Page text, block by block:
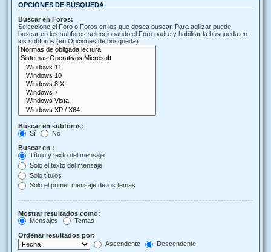
OPCIONES DE BÚSQUEDA
Buscar en Foros:
Seleccione el Foro o Foros en los que desea buscar. Para agilizar puede
buscar en los subforos seleccionando el Foro padre y habilitar la búsqueda en
los subforos (en Opciones de búsqueda).
Buscar en subforos:
Sí
No
Buscar en :
Título y texto del mensaje
Solo el texto del mensaje
Solo títulos
Solo el primer mensaje de los temas
Mostrar resultados como:
Mensajes
Temas
Ordenar resultados por:
Ascendente
Descendente